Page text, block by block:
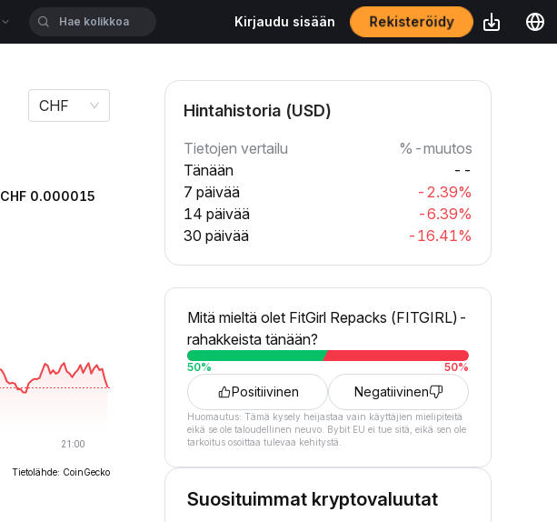
Kirjaudu sisään Rekisteröidy
CHF
CHF 0.000015
Tietolähde: CoinGecko
Hintahistoria (USD)
Tietojen vertailu
%-muutos
Tänään
--
7 päivää
-2.39%
14 päivää
-6.39%
30 päivää
-16.41%
Mitä mieltä olet FitGirl Repacks (FITGIRL)-
rahakkeista tänään?
50% 50%
Positiivinen Negatiivinen
Huomautus: Tämä kysely heijastaa vain käyttäjien mielipiteitä
eikä se ole taloudellinen neuvo. Bybit EU ei tue sitä, eikä sen ole
tarkoitus osoittaa tulevaa kehitystä.
Suosituimmat kryptovaluutat